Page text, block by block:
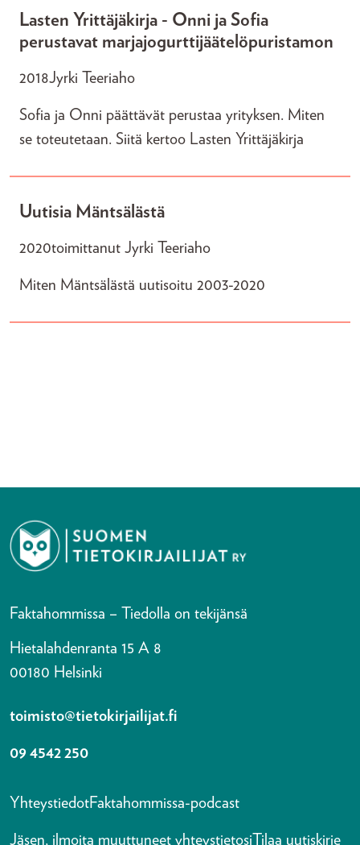
Lasten Yrittäjäkirja - Onni ja Sofia
perustavat marjajogurttijäätelöpuristamon
2018Jyrki Teeriaho
Sofia ja Onni päättävät perustaa yrityksen. Miten
se toteutetaan. Siitä kertoo Lasten Yrittäjäkirja
Uutisia Mäntsälästä
2020toimittanut Jyrki Teeriaho
Miten Mäntsälästä uutisoitu 2003-2020
Faktahommissa – Tiedolla on tekijänsä
Hietalahdenranta 15 A 8
00180 Helsinki
toimisto@tietokirjailijat.fi
09 4542 250
YhteystiedotFaktahommissa-podcast
Jäsen, ilmoita muuttuneet yhteystietosi Tilaa uutiskirje